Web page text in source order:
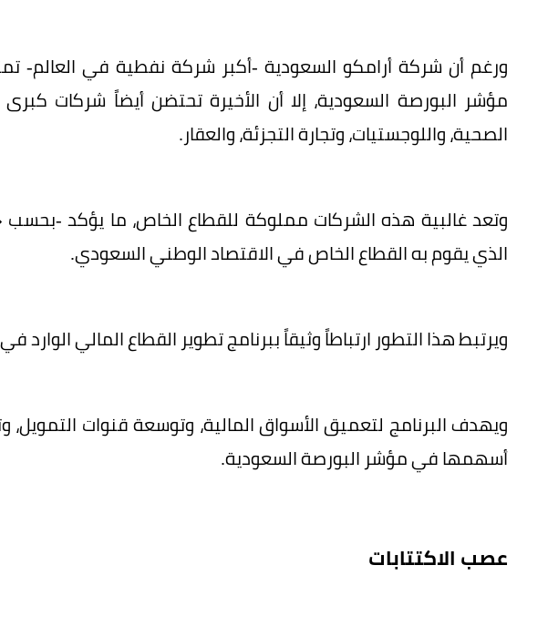
ورغم أن شركة أرامكو السعودية -أكبر شركة نفطية في العالم-
مؤشر البورصة السعودية، إلا أن الأخيرة تحتضن أيضاً شركات كبرى
الصحية، واللوجستيات، وتجارة التجزئة، والعقار.
وتعد غالبية هذه الشركات مملوكة للقطاع الخاص، ما يؤكد -بحسب
الذي يقوم به القطاع الخاص في الاقتصاد الوطني السعودي.
ويرتبط هذا التطور ارتباطاً وثيقاً ببرنامج تطوير القطاع المالي الوارد في
ويهدف البرنامج لتعميق الأسواق المالية، وتوسعة قنوات
أسهمها في مؤشر البورصة السعودية.
عصب الاكتتابات